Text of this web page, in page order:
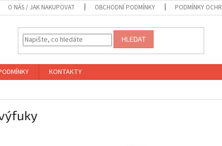
O NÁS / JAK NAKUPOVAT OBCHODNÍ PODMÍNKY PODMÍNKY
HLEDAT
KONTAKTY